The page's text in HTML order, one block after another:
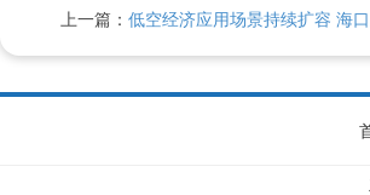
上一篇： 低空经济应用场景持续扩容 海